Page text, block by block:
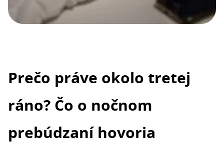
Prečo práve okolo tretej
ráno? Čo o nočnom
prebúdzaní hovoria